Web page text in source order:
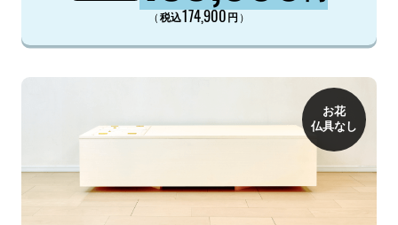
（税込174,900円 ）
お花
仏具なし